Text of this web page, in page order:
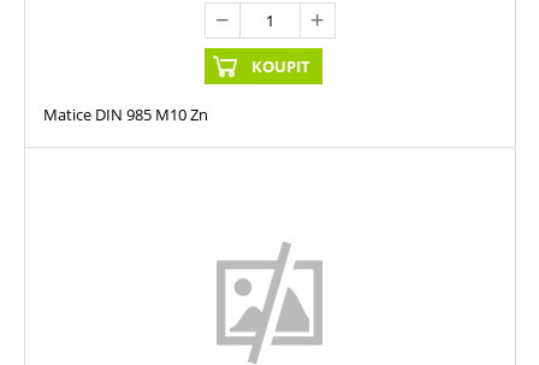
KOUPIT
Matice DIN 985 M10 Zn